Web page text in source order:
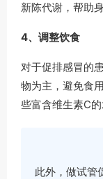
新陈代谢，帮助
4、调整饮食
对于促排感冒的
物为主，避免食
些富含维生素C
此外，做试管